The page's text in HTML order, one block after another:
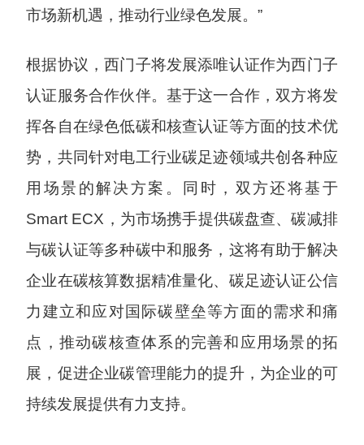
市场新机遇，推动行业绿色发展。”
根据协议，西门子将发展添唯认证作为西门子
认证服务合作伙伴。基于这一合作，双方将发
挥各自在绿色低碳和核查认证等方面的技术优
势，共同针对电工行业碳足迹领域共创各种应
用场景的解决方案。同时，双方还将基于
Smart ECX，为市场携手提供碳盘查、碳减排
与碳认证等多种碳中和服务，这将有助于解决
企业在碳核算数据精准量化、碳足迹认证公信
力建立和应对国际碳壁垒等方面的需求和痛
点，推动碳核查体系的完善和应用场景的拓
展，促进企业碳管理能力的提升，为企业的可
持续发展提供有力支持。